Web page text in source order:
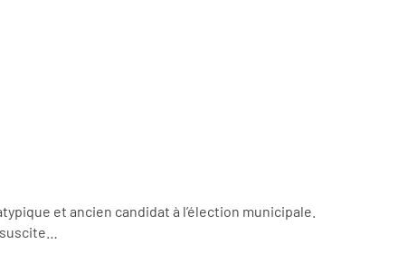
et ancien candidat à l’élection municipale.